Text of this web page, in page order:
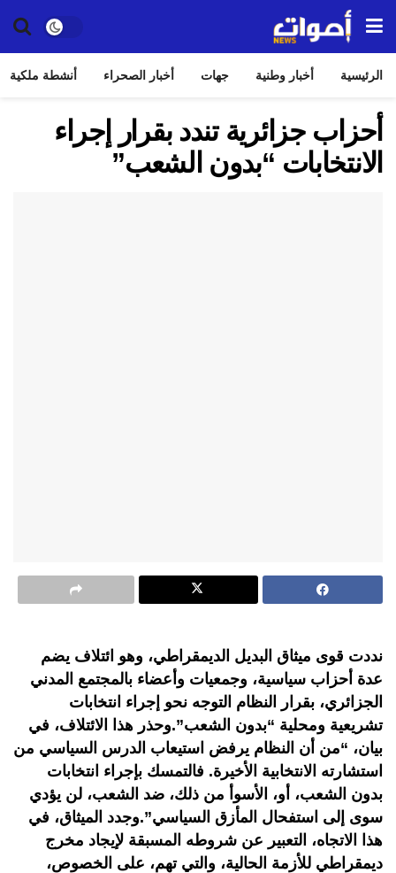
الرئيسية أخبار وطنية جهات أخبار الصحراء أنشطة ملكية
أحزاب جزائرية تندد بقرار إجراء
الانتخابات “بدون الشعب”
نددت قوى ميثاق البديل الديمقراطي، وهو ائتلاف يضم
عدة أحزاب سياسية، وجمعيات وأعضاء بالمجتمع المدني
الجزائري، بقرار النظام التوجه نحو إجراء انتخابات
تشريعية ومحلية “بدون الشعب”.وحذر هذا الائتلاف، في
بيان، “من أن النظام يرفض استيعاب الدرس السياسي من
استشارته الانتخابية الأخيرة. فالتمسك بإجراء انتخابات
بدون الشعب، أو، الأسوأ من ذلك، ضد الشعب، لن يؤدي
سوى إلى استفحال المأزق السياسي”.وجدد الميثاق، في
هذا الاتجاه، التعبير عن شروطه المسبقة لإيجاد مخرج
ديمقراطي للأزمة الحالية، والتي تهم، على الخصوص،